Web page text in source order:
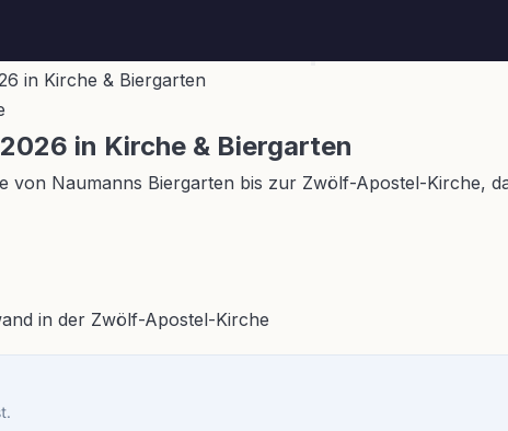
in Kirche & Biergarten
in Kirche & Biergarten
von Naumanns Biergarten bis zur Zwölf-Apostel-Kirche,